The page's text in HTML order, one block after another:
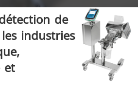
THS/GMS21
THS/G21
de
industries
et